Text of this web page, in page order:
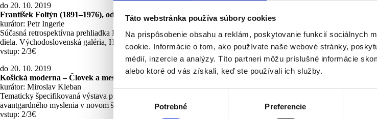
Táto webstránka používa súbory cookies
Na prispôsobenie obsahu a reklám, poskytovanie funkcií sociálnych
cookie. Informácie o tom, ako používate naše webové stránky,
médií, inzercie a analýzy. Títo partneri môžu príslušné informácie
alebo ktoré od vás získali, keď ste používali ich služby.
Výber
súhlasu
Potrebné Preferencie
do 20. 10. 2019
František Foltýn (1891–1976), od košickej moderny k pařížskej abstrakcii
kurátor: Petr Ingerle
Súčasná retrospektívna prehliadka Foltýnovej tvorby do značnej miery čerpá z poznatkov brnianskeho projektu a
diela. Východoslovenská galéria, Hlavná 27
vstup: 2/3€
do 20. 10. 2019
Košická moderna – Človek a mesto / sociálno-kritická vlna
kurátor: Miroslav Kleban
Tematicky špecifikovaná výstava približuje výtvarný obraz mesta Košice medzi dvoma svetovými vojnami. Po
avantgardného myslenia v novom štáte a ponechali si multikultúrny charakter. Východoslovenská galéria, Hlavná 27
vstup: 2/3€